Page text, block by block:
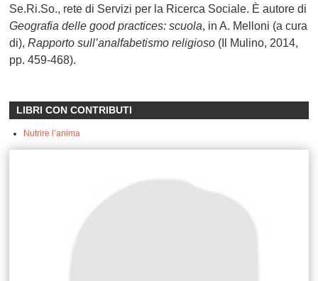
Se.Ri.So., rete di Servizi per la Ricerca Sociale. È autore di
Geografia delle good practices: scuola, in A. Melloni (a cura
di),Rapporto sull’analfabetismo religioso (Il Mulino, 2014,
pp. 459-468).
LIBRI CON CONTRIBUTI
Nutrire l’anima